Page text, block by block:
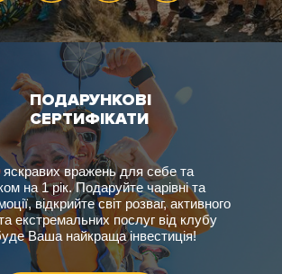
ПОДАРУНКОВІ
СЕРТИФІКАТИ
яскравих вражень для себе та
на 1 рік. Подаруйте чарівні та
відкрийте світ розваг, активного
екстремальних послуг від клубу
Ваша найкраща інвестиція!